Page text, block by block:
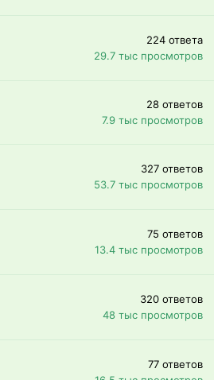
224 ответа
29.7 тыс просмотров
28 ответов
7.9 тыс просмотров
327 ответов
53.7 тыс просмотров
75 ответов
13.4 тыс просмотров
320 ответов
48 тыс просмотров
77 ответов